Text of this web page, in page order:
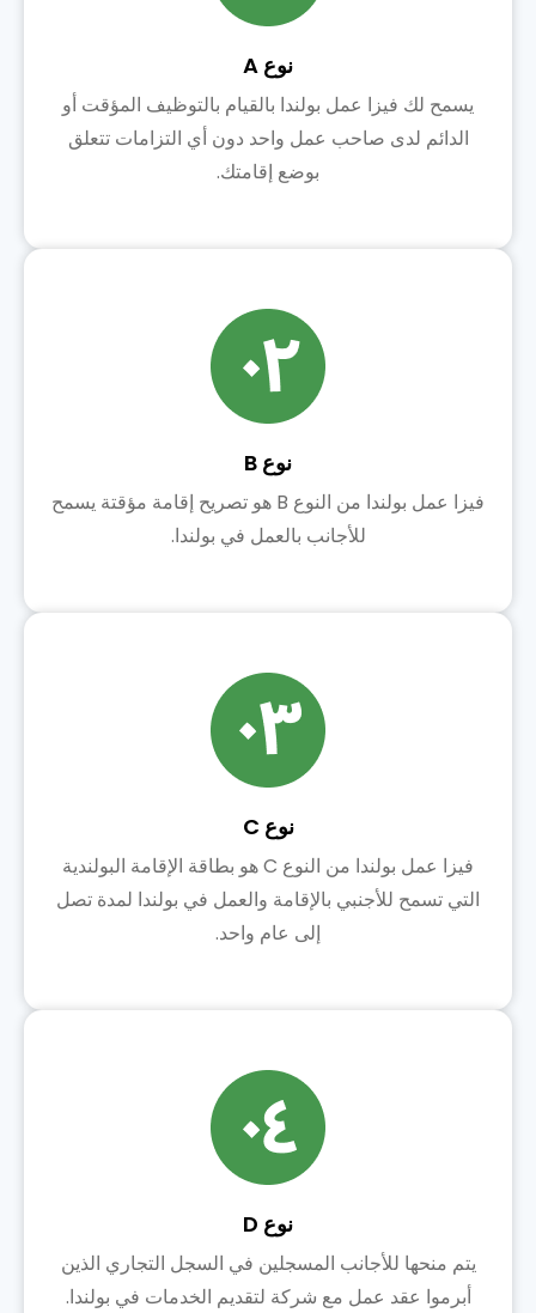
نوع A
يسمح لك فيزا عمل بولندا بالقيام بالتوظيف المؤقت أو
الدائم لدى صاحب عمل واحد دون أي التزامات تتعلق
بوضع إقامتك.
نوع B
فيزا عمل بولندا من النوع B هو تصريح إقامة مؤقتة يسمح
للأجانب بالعمل في بولندا.
نوع C
فيزا عمل بولندا من النوع C هو بطاقة الإقامة البولندية
التي تسمح للأجنبي بالإقامة والعمل في بولندا لمدة تصل
إلى عام واحد.
نوع D
يتم منحها للأجانب المسجلين في السجل التجاري الذين
أبرموا عقد عمل مع شركة لتقديم الخدمات في بولندا.